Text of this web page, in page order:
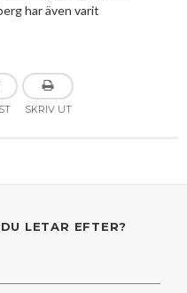
har även varit
SKRIV UT
LETAR EFTER?